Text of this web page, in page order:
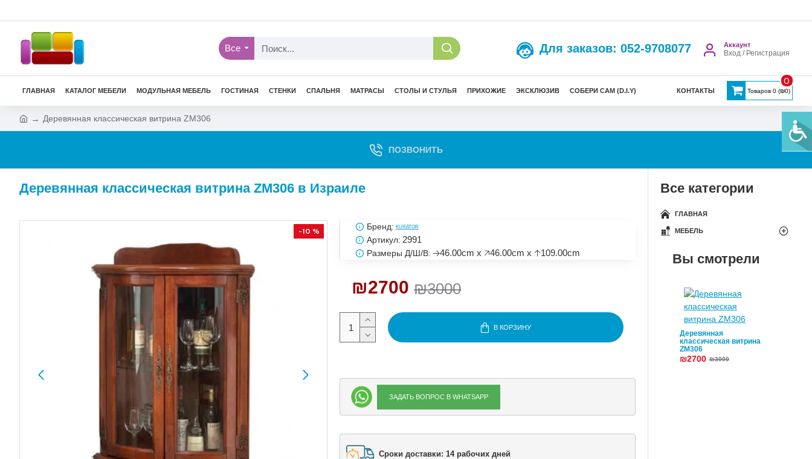
Все Для заказов: 052-9708077 Аккаунт
Вход / Регистрация
ГЛАВНАЯ КАТАЛОГ МЕБЕЛИ МОДУЛЬНАЯ МЕБЕЛЬ ГОСТИНАЯ СТЕНКИ СПАЛЬНЯ МАТРАСЫ СТОЛЫ И СТУЛЬЯ ПРИХОЖИЕ ЭКСКЛЮЗИВ СОБЕРИ САМ (D.I.Y) КОНТАКТЫ Товаров 0 (₪0)
0
Деревянная классическая витрина ZM306
ПОЗВОНИТЬ
Деревянная классическая витрина ZM306 в Израиле
-10 %
₪3000
₪2700
Бренд: KURATOR
Артикул: 2991
Размеры Д/Ш/В: 🡢46.00cm x 🡥46.00cm x 🡡109.00cm
В КОРЗИНУ
ЗАДАТЬ ВОПРОС В WHATSAPP
Сроки доставки: 14 рабочих дней
Все категории
ГЛАВНАЯ
МЕБЕЛЬ
Вы смотрели
Деревянная
классическая витрина
ZM306
₪2700 ₪3000